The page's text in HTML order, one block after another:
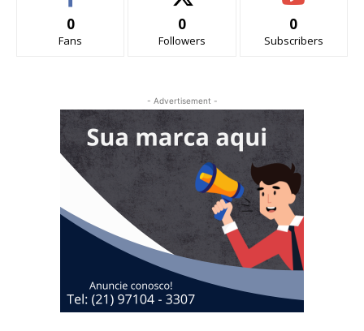
0
Fans
0
Followers
0
Subscribers
- Advertisement -